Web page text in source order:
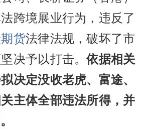
跨境展业行为，违反了
期货法律法规，破坏了市
决予以打击。依据相关
决定没收老虎、富途、
主体全部违法所得，并